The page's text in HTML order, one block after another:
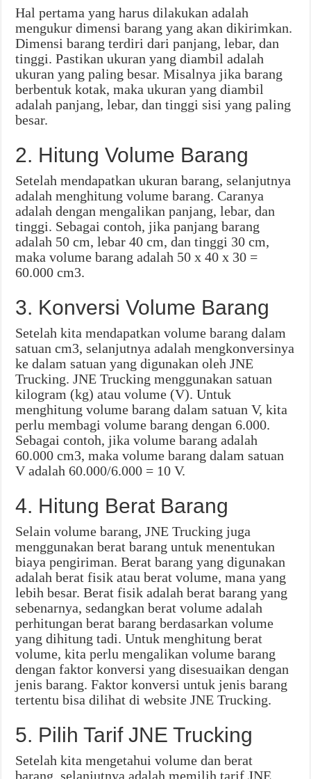
Hal pertama yang harus dilakukan adalah
mengukur dimensi barang yang akan dikirimkan.
Dimensi barang terdiri dari panjang, lebar, dan
tinggi. Pastikan ukuran yang diambil adalah
ukuran yang paling besar. Misalnya jika barang
berbentuk kotak, maka ukuran yang diambil
adalah panjang, lebar, dan tinggi sisi yang paling
besar.
2. Hitung Volume Barang
Setelah mendapatkan ukuran barang, selanjutnya
adalah menghitung volume barang. Caranya
adalah dengan mengalikan panjang, lebar, dan
tinggi. Sebagai contoh, jika panjang barang
adalah 50 cm, lebar 40 cm, dan tinggi 30 cm,
maka volume barang adalah 50 x 40 x 30 =
60.000 cm3.
3. Konversi Volume Barang
Setelah kita mendapatkan volume barang dalam
satuan cm3, selanjutnya adalah mengkonversinya
ke dalam satuan yang digunakan oleh JNE
Trucking. JNE Trucking menggunakan satuan
kilogram (kg) atau volume (V). Untuk
menghitung volume barang dalam satuan V, kita
perlu membagi volume barang dengan 6.000.
Sebagai contoh, jika volume barang adalah
60.000 cm3, maka volume barang dalam satuan
V adalah 60.000/6.000 = 10 V.
4. Hitung Berat Barang
Selain volume barang, JNE Trucking juga
menggunakan berat barang untuk menentukan
biaya pengiriman. Berat barang yang digunakan
adalah berat fisik atau berat volume, mana yang
lebih besar. Berat fisik adalah berat barang yang
sebenarnya, sedangkan berat volume adalah
perhitungan berat barang berdasarkan volume
yang dihitung tadi. Untuk menghitung berat
volume, kita perlu mengalikan volume barang
dengan faktor konversi yang disesuaikan dengan
jenis barang. Faktor konversi untuk jenis barang
tertentu bisa dilihat di website JNE Trucking.
5. Pilih Tarif JNE Trucking
Setelah kita mengetahui volume dan berat
barang, selanjutnya adalah memilih tarif JNE